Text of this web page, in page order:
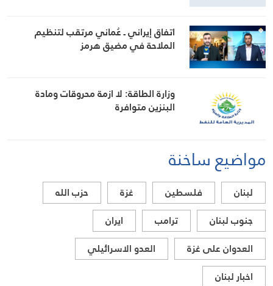
اتفاق إيراني ـ عُماني مرتقب لتنظيم
الملاحة في مضيق هرمز
وزارة الطاقة: لا ازمة محروقات ومادة
البنزين متوافرة
مواضيع ساخنة
لبنان فلسطين غزة
حزب الله
جنوب لبنان
ترامب
ايران
العدوان على غزة
العدو الاسرائيلي
اخبار لبنان